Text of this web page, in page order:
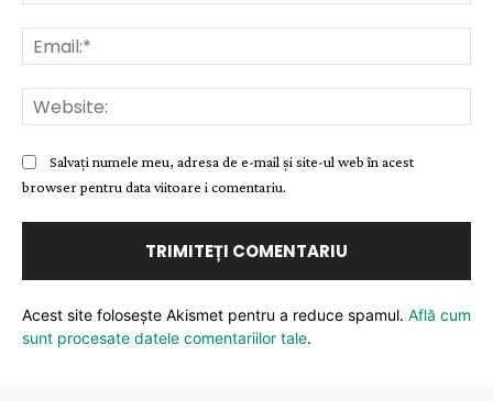
Salvați numele meu, adresa de e-mail și site-ul web în acest
browser pentru data viitoare i comentariu.
Acest site folosește Akismet pentru a reduce spamul. Află cum
sunt procesate datele comentariilor tale.